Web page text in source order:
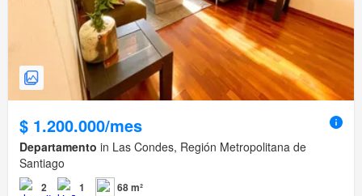
$ 1.200.000/mes
Departamento in Las Condes, Región Metropolitana de
Santiago
2 1
68 m²